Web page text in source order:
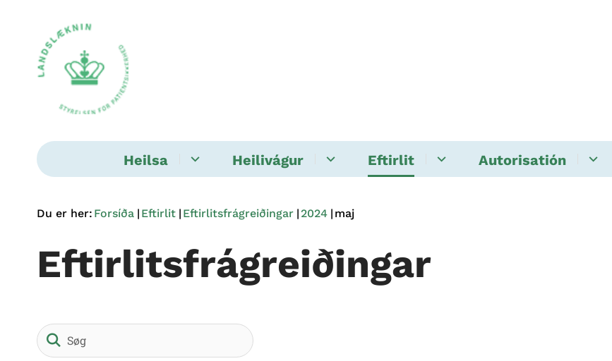
Heilsa Heilivágur Eftirlit Autorisatión
Du er her: Forsíða Eftirlit Eftirlitsfrágreiðingar 2024 maj
Eftirlitsfrágreiðingar